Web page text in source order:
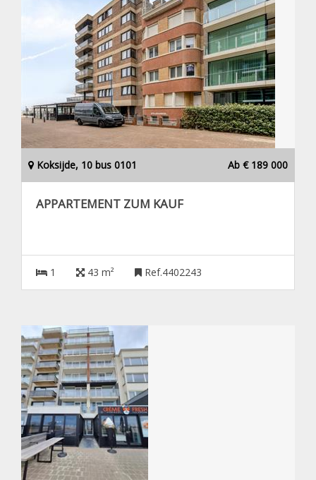
Koksijde, 10 bus 0101 Ab € 189 000
APPARTEMENT ZUM KAUF
1 43 m² Ref.4402243